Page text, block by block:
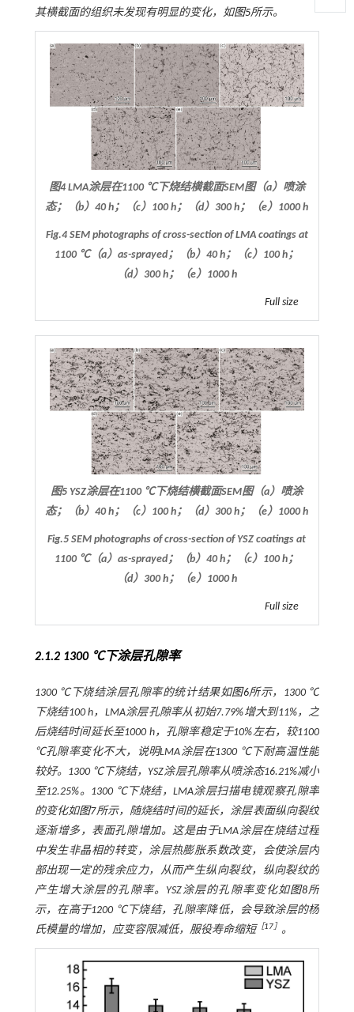
其横截面的组织未发现有明显的变化，如图5所示。
图4 LMA涂层在1100 ℃下烧结横截面SEM图（a）喷涂
态；（b）40 h；（c）100 h；（d）300 h；（e）1000 h
Fig.4 SEM photographs of cross-section of LMA coatings at
1100 ℃（a）as-sprayed；（b）40 h；（c）100 h；
（d）300 h；（e）1000 h
Full size
图5 YSZ涂层在1100 ℃下烧结横截面SEM图（a）喷涂
态；（b）40 h；（c）100 h；（d）300 h；（e）1000 h
Fig.5 SEM photographs of cross-section of YSZ coatings at
1100 ℃（a）as-sprayed；（b）40 h；（c）100 h；
（d）300 h；（e）1000 h
Full size
2.1.2 1300 ℃下涂层孔隙率
1300 ℃下烧结涂层孔隙率的统计结果如图6所示，1300 ℃
下烧结100 h，LMA涂层孔隙率从初始7.79%增大到11%，之
后烧结时间延长至1000 h，孔隙率稳定于10%左右，较1100
℃孔隙率变化不大，说明LMA涂层在1300 ℃下耐高温性能
较好。1300 ℃下烧结，YSZ涂层孔隙率从喷涂态16.21%减小
至12.25%。1300 ℃下烧结，LMA涂层扫描电镜观察孔隙率
的变化如图7所示，随烧结时间的延长，涂层表面纵向裂纹
逐渐增多，表面孔隙增加。这是由于LMA涂层在烧结过程
中发生非晶相的转变，涂层热膨胀系数改变，会使涂层内
部出现一定的残余应力，从而产生纵向裂纹，纵向裂纹的
产生增大涂层的孔隙率。YSZ涂层的孔隙率变化如图8所
示，在高于1200 ℃下烧结，孔隙率降低，会导致涂层的杨
氏模量的增加，应变容限减低，服役寿命缩短［17］ 。